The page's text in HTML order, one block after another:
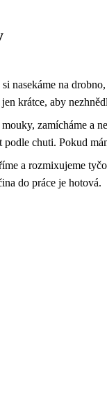
nasekáme na
krátce, aby
zamícháme a
podle chuti. Pokud
a rozmixujeme
do práce je hotová.